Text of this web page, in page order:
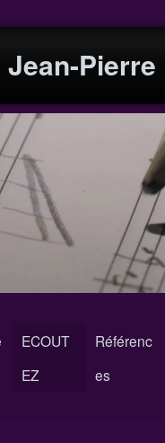
ECOUT
EZ
Référenc
es